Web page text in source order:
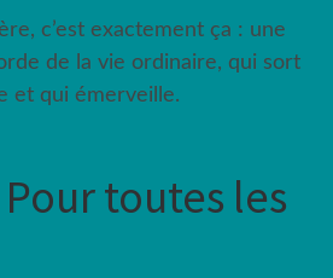
c’est exactement ça : une
de la vie ordinaire, qui sort
et qui émerveille.
toutes les